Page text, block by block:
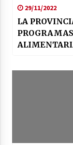
29/11/2022
LA